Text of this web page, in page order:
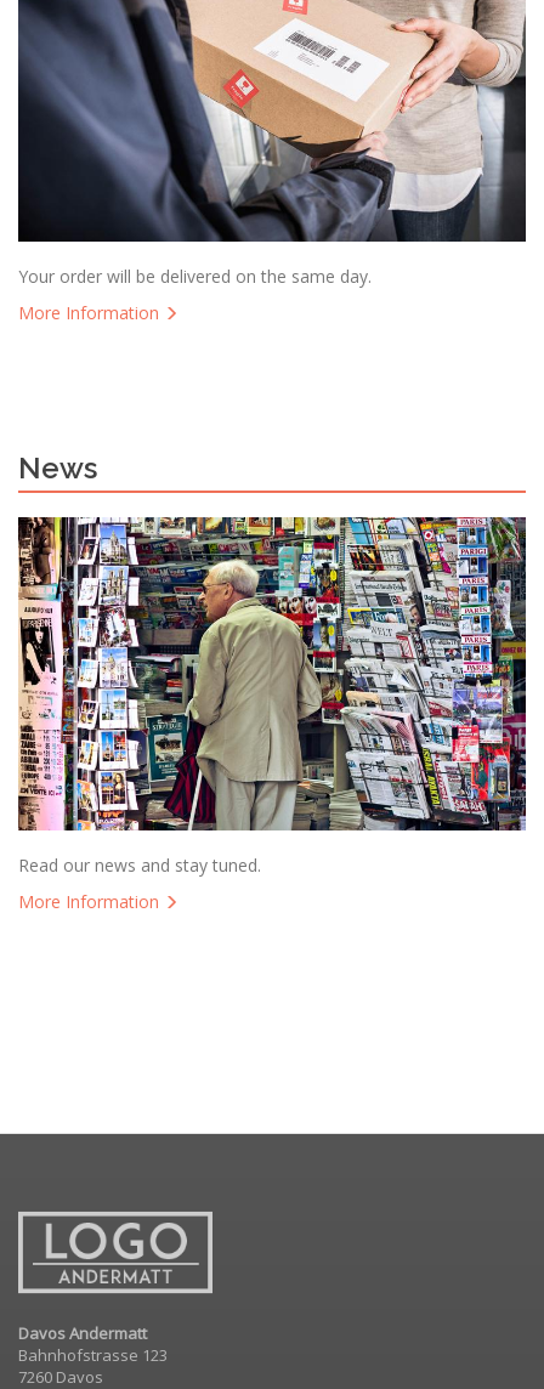
Your order will be delivered on the same day.
More Information
News
Read our news and stay tuned.
More Information
Davos Andermatt
Bahnhofstrasse 123
7260 Davos